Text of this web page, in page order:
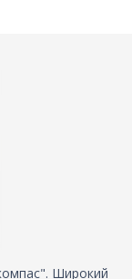
Широкий